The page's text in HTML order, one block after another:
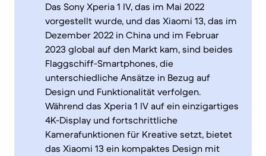
Das Sony Xperia 1 IV, das im Mai 2022
vorgestellt wurde, und das Xiaomi 13, das im
Dezember 2022 in China und im Februar
2023 global auf den Markt kam, sind beides
Flaggschiff-Smartphones, die
unterschiedliche Ansätze in Bezug auf
Design und Funktionalität verfolgen.
Während das Xperia 1 IV auf ein einzigartiges
4K-Display und fortschrittliche
Kamerafunktionen für Kreative setzt, bietet
das Xiaomi 13 ein kompaktes Design mit